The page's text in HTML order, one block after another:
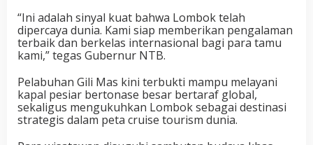
“Ini adalah sinyal kuat bahwa Lombok telah
dipercaya dunia. Kami siap memberikan pengalaman
terbaik dan berkelas internasional bagi para tamu
kami,” tegas Gubernur NTB.
Pelabuhan Gili Mas kini terbukti mampu melayani
kapal pesiar bertonase besar bertaraf global,
sekaligus mengukuhkan Lombok sebagai destinasi
strategis dalam peta cruise tourism dunia.